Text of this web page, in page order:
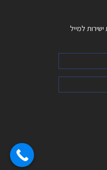
למייל